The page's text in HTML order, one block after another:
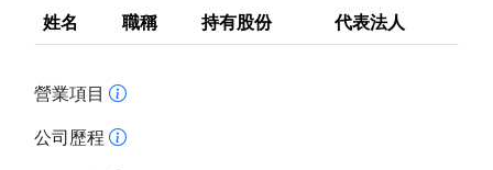
姓名
職稱 持有股份 代表法人
營業項目
公司歷程